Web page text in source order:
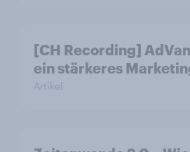
[CH Recording]
ein stärkeres
Artikel